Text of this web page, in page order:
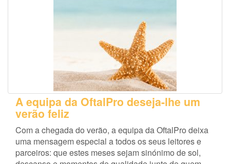
A equipa da OftalPro deseja-lhe um
verão feliz
Com a chegada do verão, a equipa da OftalPro deixa
uma mensagem especial a todos os seus leitores e
parceiros: que estes meses sejam sinónimo de sol,